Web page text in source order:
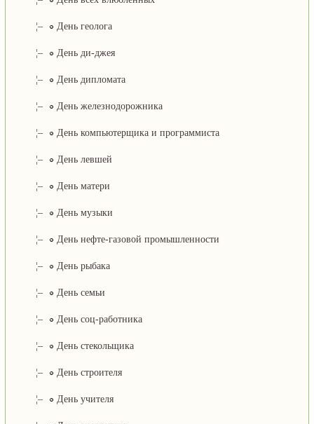
¦– День геолога
¦– День ди-джея
¦– День дипломата
¦– День железнодорожника
¦– День компьютерщика и программиста
¦– День левшей
¦– День матери
¦– День музыки
¦– День нефте-газовой промышленности
¦– День рыбака
¦– День семьи
¦– День соц-работника
¦– День стекольщика
¦– День строителя
¦– День учителя